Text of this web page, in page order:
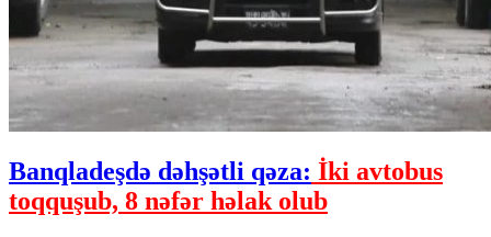
Banqladeşdə dəhşətli qəza: İki avtobus
toqquşub, 8 nəfər həlak olub